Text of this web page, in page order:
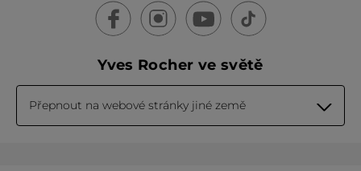
Yves Rocher ve světě
Přepnout na webové stránky jiné země